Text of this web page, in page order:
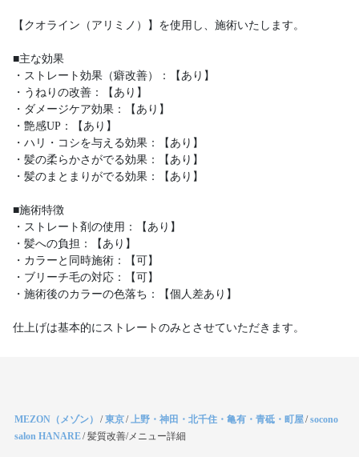
【クオライン（アリミノ）】を使用し、施術いたします。
■主な効果
・ストレート効果（癖改善）：【あり】
・うねりの改善：【あり】
・ダメージケア効果：【あり】
・艶感UP：【あり】
・ハリ・コシを与える効果：【あり】
・髪の柔らかさがでる効果：【あり】
・髪のまとまりがでる効果：【あり】
■施術特徴
・ストレート剤の使用：【あり】
・髪への負担：【あり】
・カラーと同時施術：【可】
・ブリーチ毛の対応：【可】
・施術後のカラーの色落ち：【個人差あり】
仕上げは基本的にストレートのみとさせていただきます。
MEZON（メゾン） /東京/上野・神田・北千住・亀有・青砥・町屋/socono
salon HANARE/髪質改善/メニュー詳細